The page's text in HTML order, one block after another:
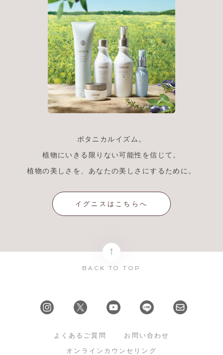
ボタニカルイズム。
植物にいきる限りない可能性を信じて。
植物の美しさを、あなたの美しさにするために。
イグニスはこちらへ
BACK TO TOP
よくあるご質問 お問い合わせ
オンラインカウンセリング